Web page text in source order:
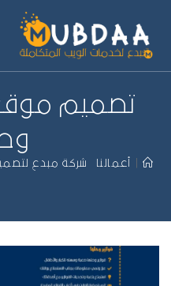
تصميم موقع
| أعمالنا – شركة مبدع